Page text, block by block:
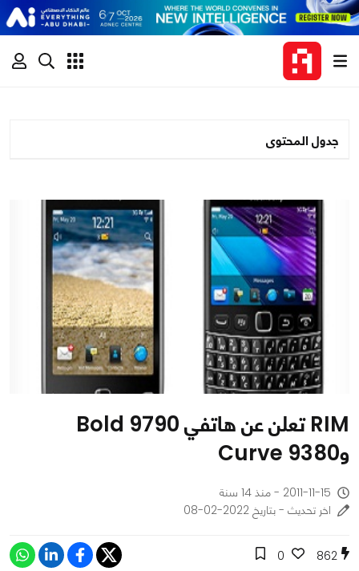
جدول المحتوى
RIM تعلن عن هاتفي Bold 9790
وCurve 9380
2011-11-15 - منذ 14 سنة
اخر تحديث - بتاريخ 2022-02-08
862
0